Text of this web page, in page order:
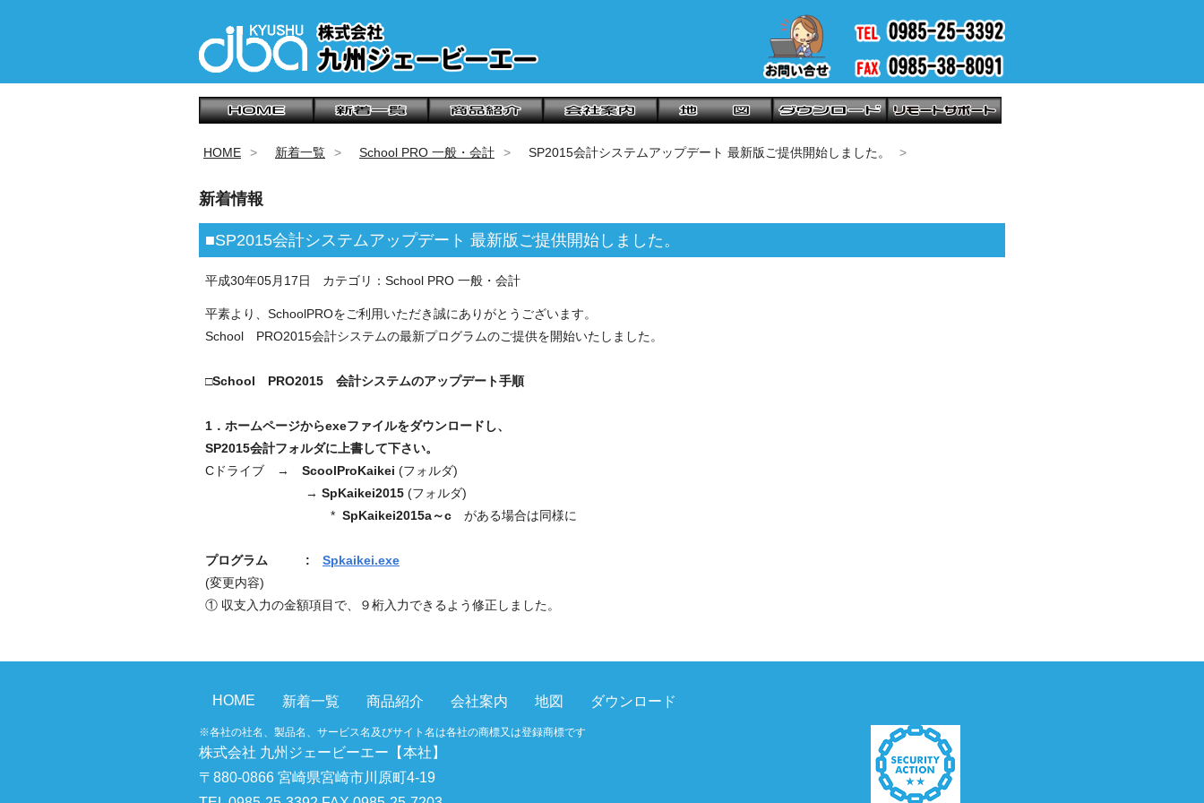
HOME 新着一覧 School PRO 一般・会計 SP2015会計システムアップデート 最新版ご提供開始しました。
新着情報
■SP2015会計システムアップデート 最新版ご提供開始しました。
平成30年05月17日 カテゴリ：School PRO 一般・会計
平素より、SchoolPROをご利用いただき誠にありがとうございます。
School PRO2015会計システムの最新プログラムのご提供を開始いたしました。
□School PRO2015 会計システムのアップデート手順
1．ホームページからexeファイルをダウンロードし、
SP2015会計フォルダに上書して下さい。
Cドライブ → ScoolProKaikei (フォルダ)
→ SpKaikei2015 (フォルダ)
* SpKaikei2015a～c がある場合は同様に
プログラム : Spkaikei.exe
(変更内容)
① 収支入力の金額項目で、９桁入力できるよう修正しました。
HOME 新着一覧 商品紹介 会社案内 地図 ダウンロード
※各社の社名、製品名、サービス名及びサイト名は各社の商標又は登録商標です
株式会社 九州ジェービーエー【本社】
〒880-0866 宮崎県宮崎市川原町4-19